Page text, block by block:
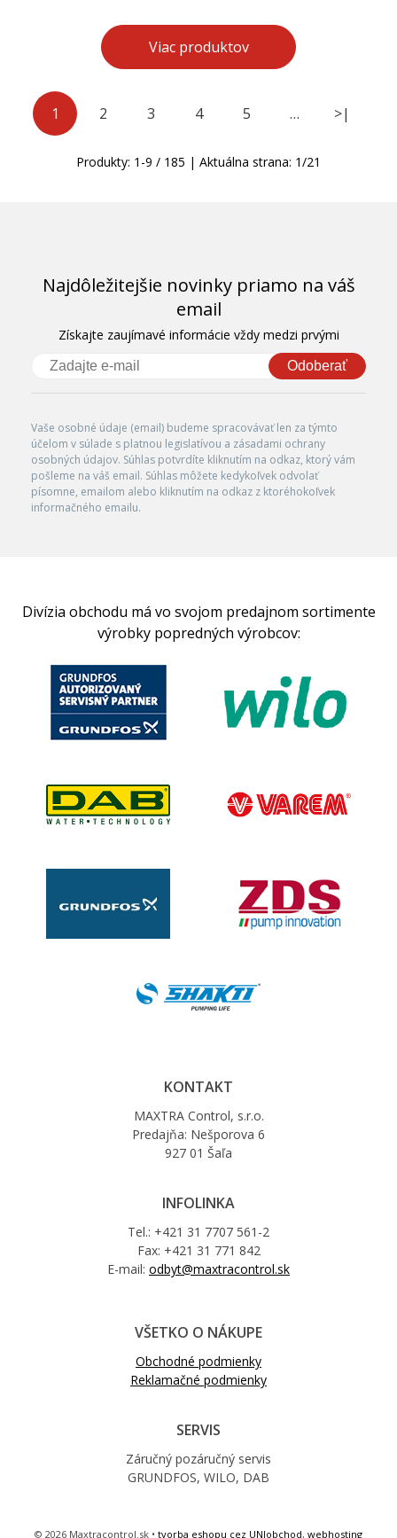
Viac produktov
1 2 3 4 5 … >|
Produkty: 1 -9 / 185 | Aktuálna strana: 1/21
Najdôležitejšie novinky priamo na váš
email
Získajte zaujímavé informácie vždy medzi prvými
Odoberať
Vaše osobné údaje (email) budeme spracovávať len za týmto
účelom v súlade s platnou legislatívou a zásadami ochrany
osobných údajov. Súhlas potvrdíte kliknutím na odkaz, ktorý vám
pošleme na váš email. Súhlas môžete kedykoľvek odvolať
písomne, emailom alebo kliknutím na odkaz z ktoréhokoľvek
informačného emailu.
Divízia obchodu má vo svojom predajnom sortimente
výrobky popredných výrobcov:
KONTAKT
MAXTRA Control, s.r.o.
Predajňa: Nešporova 6
927 01 Šaľa
INFOLINKA
Tel.: +421 31 7707 561-2
Fax: +421 31 771 842
E-mail: odbyt@maxtracontrol.sk
VŠETKO O NÁKUPE
Obchodné podmienky
Reklamačné podmienky
SERVIS
Záručný pozáručný servis
GRUNDFOS, WILO, DAB
© 2026 Maxtracontrol.sk • tvorba eshopu cez UNIobchod, webhosting